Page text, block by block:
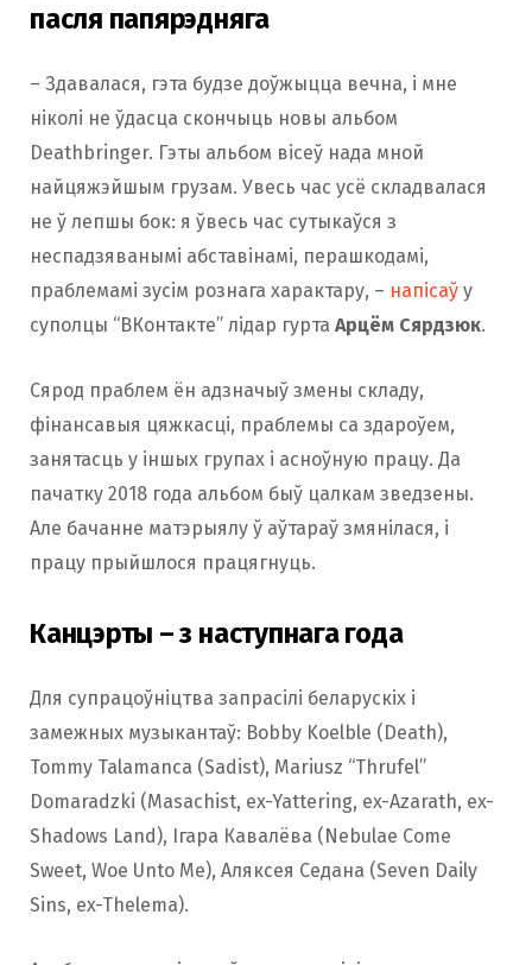
пасля папярэдняга
– Здавалася, гэта будзе доўжыцца вечна, і мне
ніколі не ўдасца скончыць новы альбом
Deathbringer. Гэты альбом вісеў нада мной
найцяжэйшым грузам. Увесь час усё складвалася
не ў лепшы бок: я ўвесь час сутыкаўся з
неспадзяванымі абставінамі, перашкодамі,
праблемамі зусім рознага характару, – напісаў у
суполцы “ВКонтакте” лідар гурта Арцём Сярдзюк.
Сярод праблем ён адзначыў змены складу,
фінансавыя цяжкасці, праблемы са здароўем,
занятасць у іншых групах і асноўную працу. Да
пачатку 2018 года альбом быў цалкам зведзены.
Але бачанне матэрыялу ў аўтараў змянілася, і
працу прыйшлося працягнуць.
Канцэрты – з наступнага года
Для супрацоўніцтва запрасілі беларускіх і
замежных музыкантаў: Bobby Koelble (Death),
Tommy Talamanca (Sadist), Mariusz “Thrufel”
Domaradzki (Masachist, ex-Yattering, ex-Azarath, ex-
Shadows Land), Ігара Кавалёва (Nebulae Come
Sweet, Woe Unto Me), Аляксея Седана (Seven Daily
Sins, ex-Thelema).